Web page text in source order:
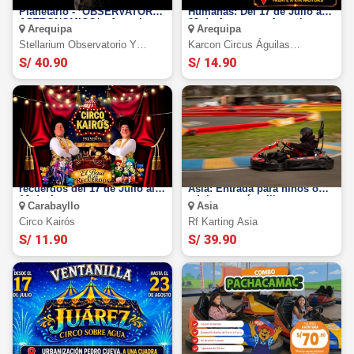
Planetario - *OBSERVATORIO
ASTRONOMICO* - Arequipa.
Arequipa
Stellarium Observatorio Y
Planetario.
S/ 40.90
Humanas: Del 17 de Julio al
23 de Agosto en Arequipa
Arequipa
Karcon Circus Águilas
Humanas
S/ 14.90
Circo Kairós: El Baúl de los
recuerdos del 17 de Julio al
16 de Agosto
Carabayllo
Circo Kairós
S/ 11.90
Asia: Entrada para niños o
adultos según elijas
Asia
Rf Karting Asia
S/ 39.90